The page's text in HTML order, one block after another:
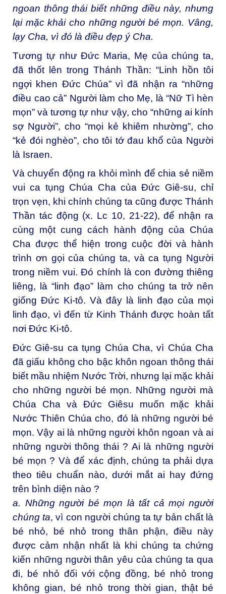
ngoan thông thái biết những điều này, nhưng
lại mặc khải cho những người bé mọn. Vâng,
lạy Cha, vì đó là điều đẹp ý Cha.
Tương tự như Đức Maria, Mẹ của chúng ta,
đã thốt lên trong Thánh Thần: “Linh hồn tôi
ngợi khen Đức Chúa” vì đã nhận ra “những
điều cao cả” Người làm cho Mẹ, là “Nữ Tì hèn
mọn” và tương tự như vậy, cho “những ai kính
sợ Người”, cho “mọi kẻ khiêm nhường”, cho
“kẻ đói nghèo”, cho tôi tớ đau khổ của Người
là Israen.
Và chuyển động ra khỏi mình để chia sẻ niềm
vui ca tụng Chúa Cha của Đức Giê-su, chỉ
trọn vẹn, khi chính chúng ta cũng được Thánh
Thần tác động (x. Lc 10, 21-22), để nhận ra
cùng một cung cách hành động của Chúa
Cha được thể hiện trong cuộc đời và hành
trình ơn gọi của chúng ta, và ca tụng Người
trong niềm vui. Đó chính là con đường thiêng
liêng, là “linh đạo” làm cho chúng ta trở nên
giống Đức Ki-tô. Và đây là linh đạo của mọi
linh đạo, vì đến từ Kinh Thánh được hoàn tất
nơi Đức Ki-tô.
Đức Giê-su ca tụng Chúa Cha, vì Chúa Cha
đã giấu không cho bậc khôn ngoan thông thái
biết mầu nhiệm Nước Trời, nhưng lại mặc khải
cho những người bé mọn. Những người mà
Chúa Cha và Đức Giêsu muốn mặc khải
Nước Thiên Chúa cho, đó là những người bé
mọn. Vậy ai là những người khôn ngoan và ai
những người thông thái ? Ai là những người
bé mọn ? Và để xác định, chúng ta phải dựa
theo tiêu chuẩn nào, dưới mắt ai hay đứng
trên bình diện nào ?
a. Những người bé mọn là tất cả mọi người
chúng ta, vì con người chúng ta tự bản chất là
bé nhỏ, bé nhỏ trong thân phận, điều này
được cảm nhận nhất là khi chúng ta chứng
kiến những người thân yêu của chúng ta qua
đi, bé nhỏ đối với cộng đồng, bé nhỏ trong
không gian, bé nhỏ trong thời gian, thật bé